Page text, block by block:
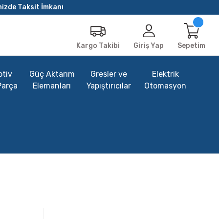
Taksit İmkanı
Kargo Takibi Giriş Yap Sepetim
Güç Aktarım
Elemanları
Gresler ve
Yapıştırıcılar
Elektrik
Otomasyon